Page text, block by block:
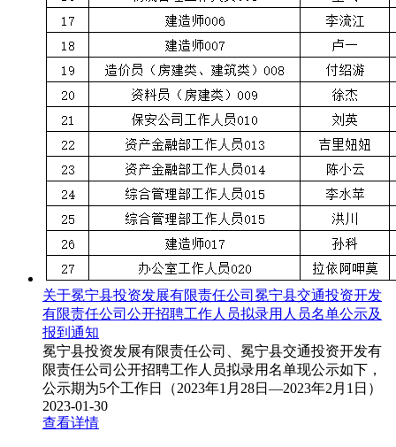
关于冕宁县投资发展有限责任公司冕宁县交通投资开发
有限责任公司公开招聘工作人员拟录用人员名单公示及
报到通知
冕宁县投资发展有限责任公司、冕宁县交通投资开发有
限责任公司公开招聘工作人员拟录用名单现公示如下，
公示期为5个工作日（2023年1月28日—2023年2月1日）
2023-01-30
查看详情